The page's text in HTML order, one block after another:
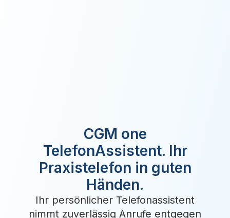
CGM one
TelefonAssistent. Ihr
Praxistelefon in guten
Händen.
Ihr persönlicher Telefonassistent
nimmt zuverlässig Anrufe entgegen